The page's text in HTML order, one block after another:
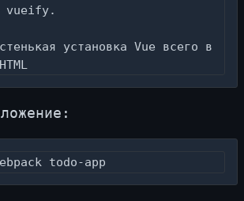
vueify.
установка Vue всего в
todo-app